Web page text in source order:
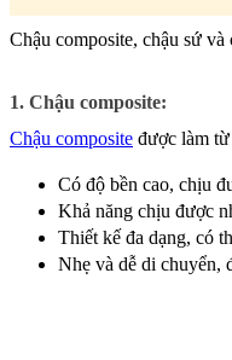
Chậu composite, chậu sứ
1. Chậu composite:
Chậu composite được làm
Có độ bền cao, chịu
Khả năng chịu được
Thiết kế đa dạng, có
Nhẹ và dễ di chuyển,